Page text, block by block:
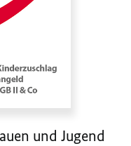
und Jugend